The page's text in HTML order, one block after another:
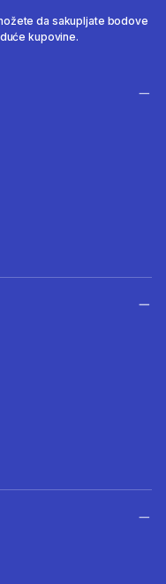
da sakupljate bodove
kupovine.